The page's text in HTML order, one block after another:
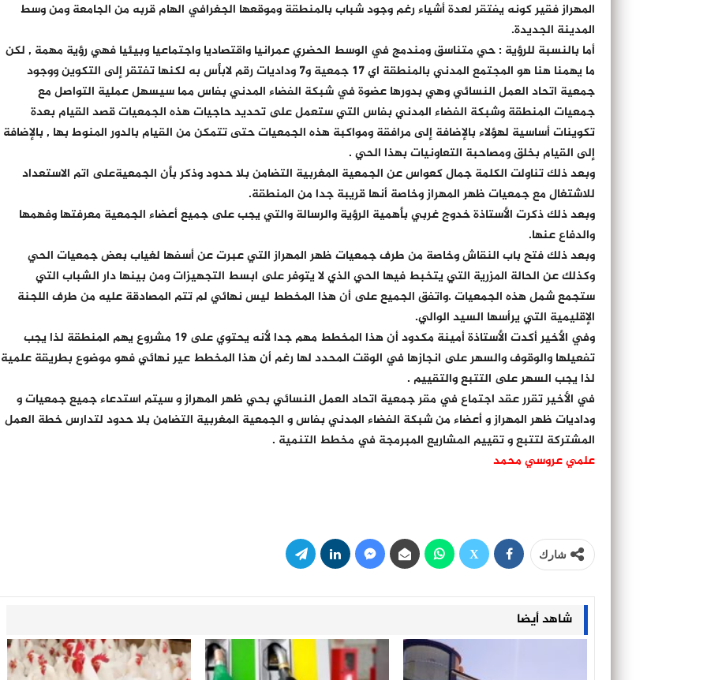
المهراز فقير كونه يفتقر لعدة أشياء رغم وجود شباب بالمنطقة وموقعها الجغرافي الهام قربه من الجامعة ومن وسط
المدينة الجديدة.
أما بالنسبة للرؤية : حي متناسق ومندمج في الوسط الحضري عمرانيا واقتصاديا واجتماعيا وبيئيا فهي رؤية مهمة , لكن
ما يهمنا هنا هو المجتمع المدني بالمنطقة اي 17 جمعية و7 وداديات رقم لابأس به لكنها تفتقر إلى التكوين ووجود
جمعية اتحاد العمل النسائي وهي بدورها عضوة في شبكة الفضاء المدني بفاس مما سيسهل عملية التواصل مع
جمعيات المنطقة وشبكة الفضاء المدني بفاس التي ستعمل على تحديد حاجيات هذه الجمعيات قصد القيام بعدة
تكوينات أساسية لهؤلاء بالإضافة إلى مرافقة ومواكبة هذه الجمعيات حتى تتمكن من القيام بالدور المنوط بها , بالإضافة
إلى القيام بخلق ومصاحبة التعاونيات بهذا الحي .
وبعد ذلك تناولت الكلمة جمال كعواس عن الجمعية المغربية التضامن بلا حدود وذكر بأن الجمعيةعلى اتم الاستعداد
للاشتغال مع جمعيات ظهر المهراز وخاصة أنها قريبة جدا من المنطقة.
وبعد ذلك ذكرت الأستاذة خدوج غربي بأهمية الرؤية والرسالة والتي يجب على جميع أعضاء الجمعية معرفتها وفهمها
والدفاع عنها.
وبعد ذلك فتح باب النقاش وخاصة من طرف جمعيات ظهر المهراز التي عبرت عن أسفها لغياب بعض جمعيات الحي
وكذلك عن الحالة المزرية التي يتخبط فيها الحي الذي لا يتوفر على ابسط التجهيزات ومن بينها دار الشباب التي
ستجمع شمل هذه الجمعيات .واتفق الجميع على أن هذا المخطط ليس نهائي لم تتم المصادقة عليه من طرف اللجنة
الإقليمية التي يرأسها السيد الوالي.
وفي الأخير أكدت الأستاذة أمينة مكدود أن هذا المخطط مهم جدا لأنه يحتوي على 19 مشروع يهم المنطقة لذا يجب
تفعيلها والوقوف والسهر على انجازها في الوقت المحدد لها رغم أن هذا المخطط عير نهائي فهو موضوع بطريقة علمية
لذا يجب السهر على التتبع والتقييم .
في الأخير تقرر عقد اجتماع في مقر جمعية اتحاد العمل النسائي بحي ظهر المهراز و سيتم استدعاء جميع جمعيات و
وداديات ظهر المهراز و أعضاء من شبكة الفضاء المدني بفاس و الجمعية المغربية التضامن بلا حدود لتدارس خطة العمل
المشتركة لتتبع و تقييم المشاريع المبرمجة في مخطط التنمية .
علمي عروسي محمد
شارك
شاهد أيضا